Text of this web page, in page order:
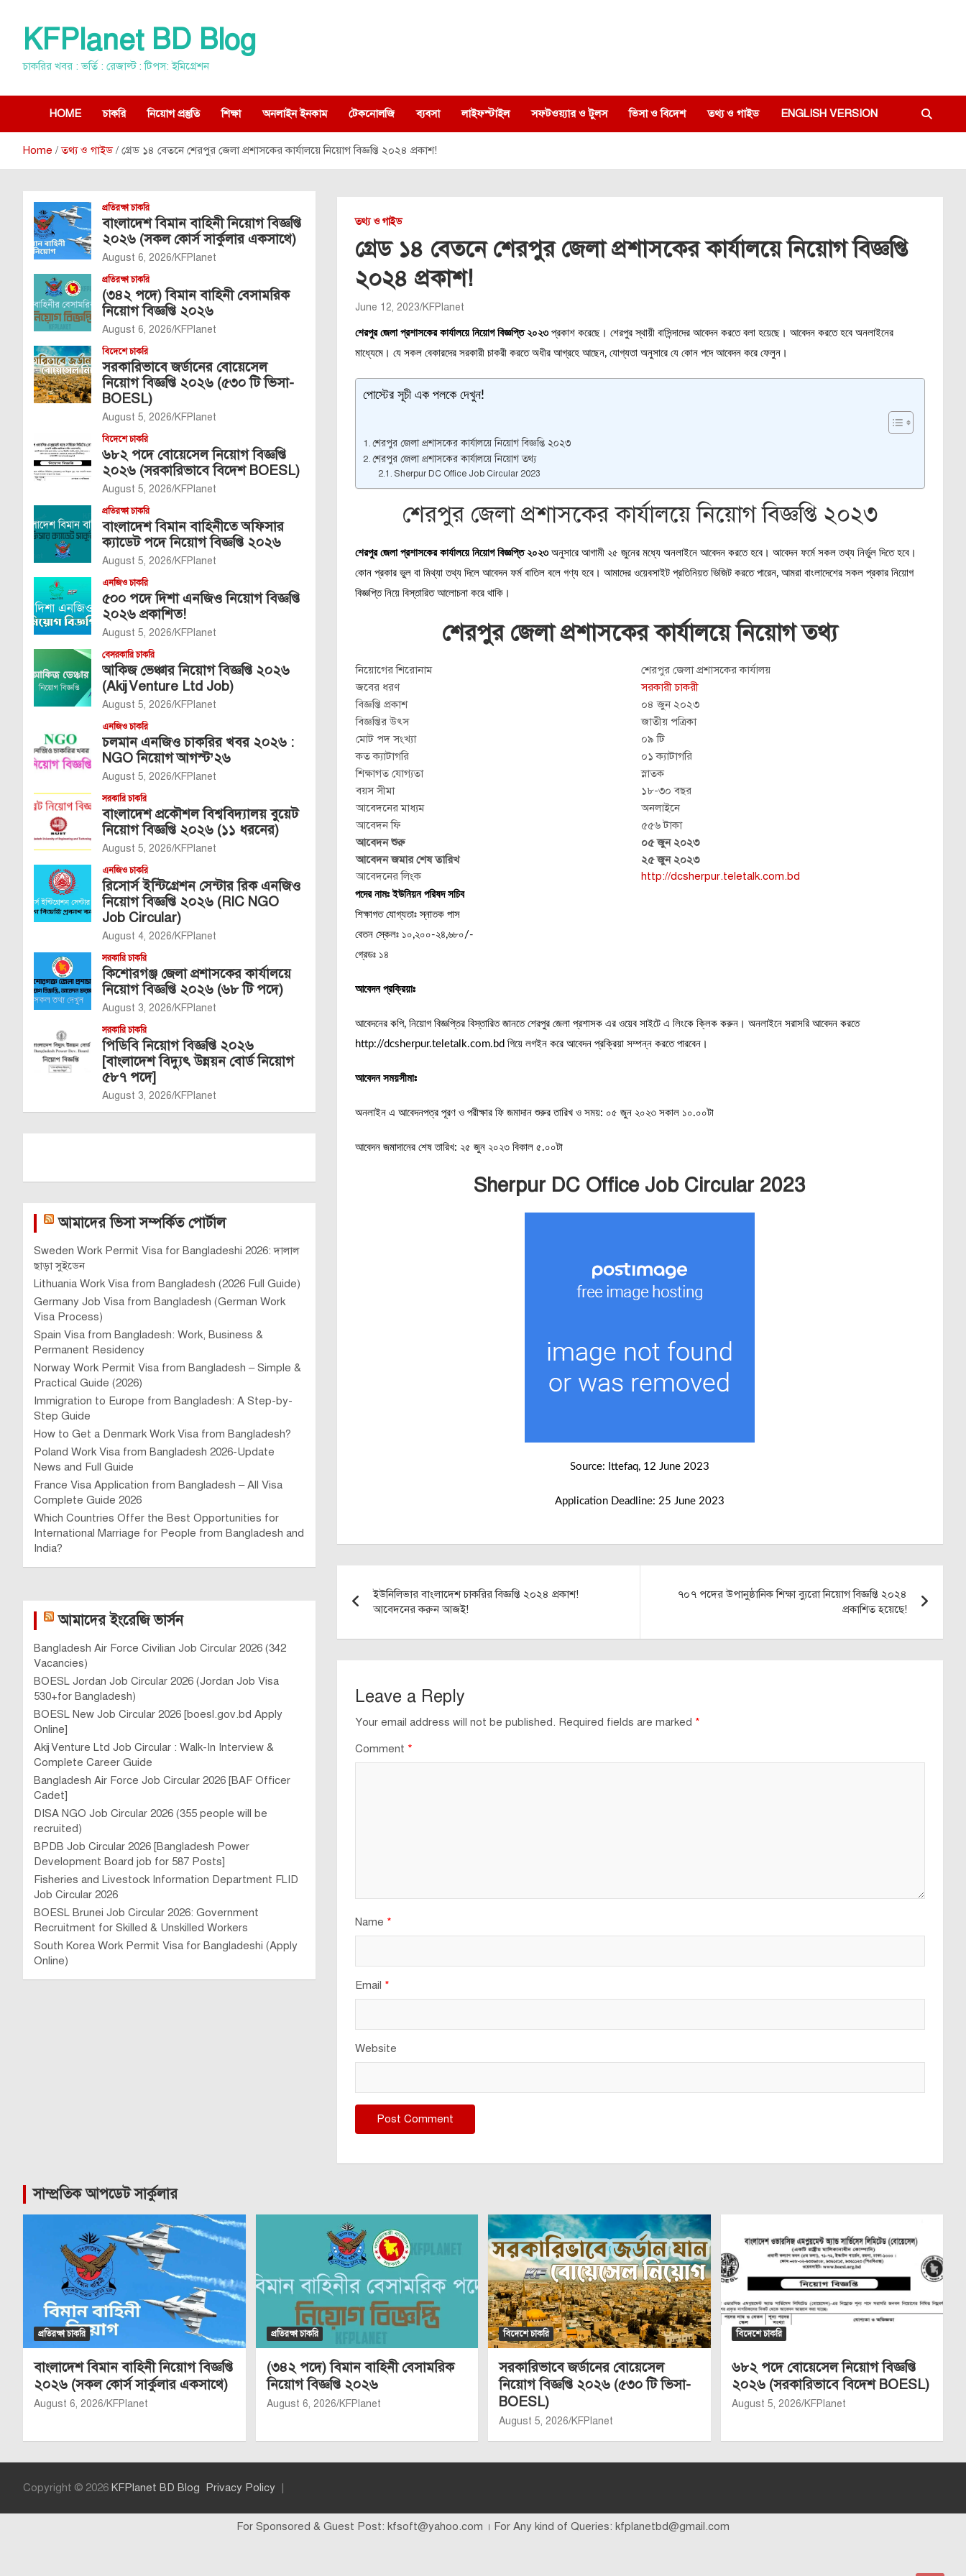
contentKFPlanet BD Blog
চাকরির খবর : ভর্তি : রেজাল্ট : টিপস: ইমিগ্রেশন
HOME চাকরি নিয়োগ প্রস্তুতি শিক্ষা অনলাইন ইনকাম টেকনোলজি ব্যবসা লাইফস্টাইল সফটওয়্যার ও টুলস ভিসা ও বিদেশ তথ্য ও গাইড ENGLISH VERSION
Home তথ্য ও গাইড গ্রেড ১৪ বেতনে শেরপুর জেলা প্রশাসকের কার্যালয়ে নিয়োগ বিজ্ঞপ্তি ২০২৪ প্রকাশ!
তথ্য ও গাইড
গ্রেড ১৪ বেতনে শেরপুর জেলা প্রশাসকের কার্যালয়ে নিয়োগ বিজ্ঞপ্তি
২০২৪ প্রকাশ!
June 12, 2023 KFPlanet
শেরপুর জেলা প্রশাসকের কার্যালয়ে নিয়োগ বিজ্ঞপ্তি ২০২৩প্রকাশ করেছে। শেরপুর স্থায়ী বাসিন্দাদের আবেদন করতে বলা হয়েছে। আবেদন করতে হবে অনলাইনের
মাধ্যেমে। যে সকল বেকারদের সরকারী চাকরী করতে অধীর আগ্রহে আছেন, যোগ্যতা অনুসারে যে কোন পদে আবেদন করে ফেলুন।
পোস্টের সূচী এক পলকে দেখুন!
শেরপুর জেলা প্রশাসকের কার্যালয়ে নিয়োগ বিজ্ঞপ্তি ২০২৩
শেরপুর জেলা প্রশাসকের কার্যালয়ে নিয়োগ তথ্য
Sherpur DC Office Job Circular 2023
শেরপুর জেলা প্রশাসকের কার্যালয়ে নিয়োগ বিজ্ঞপ্তি ২০২৩
শেরপুর জেলা প্রশাসকের কার্যালয়ে নিয়োগ বিজ্ঞপ্তি ২০২৩অনুসারে আগামী ২৫ জুনের মধ্যে অনলাইনে আবেদন করতে হবে। আবেদন ফর্মে সকল তথ্য নির্ভুল দিতে হবে।
কোন প্রকার ভুল বা মিথ্যা তথ্য দিলে আবেদন ফর্ম বাতিল বলে গণ্য হবে। আমাদের ওয়েবসাইট প্রতিনিয়ত ভিজিট করতে পারেন, আমরা বাংলাদেশের সকল প্রকার নিয়োগ
বিজ্ঞপ্তি নিয়ে বিস্তারিত আলোচনা করে থাকি।
শেরপুর জেলা প্রশাসকের কার্যালয়ে নিয়োগ তথ্য
নিয়োগের শিরোনাম
শেরপুর জেলা প্রশাসকের কার্যালয়
জবের ধরণ
সরকারী চাকরী
বিজ্ঞপ্তি প্রকাশ
০৪ জুন ২০২৩
বিজ্ঞপ্তির উৎস
জাতীয় পত্রিকা
মোট পদ সংখ্যা
০৯ টি
কত ক্যাটাগরি
০১ ক্যাটাগরি
শিক্ষাগত যোগ্যতা
স্নাতক
বয়স সীমা
১৮-৩০ বছর
আবেদনের মাধ্যম
অনলাইনে
আবেদন ফি
৫৫৬ টাকা
আবেদন শুরু
০৫ জুন ২০২৩
আবেদন জমার শেষ তারিখ
২৫ জুন ২০২৩
আবেদনের লিংক
http://dcsherpur.teletalk.com.bd
পদের নামঃ ইউনিয়ন পরিষদ সচিব
শিক্ষাগত যোগ্যতাঃ স্নাতক পাস
বেতন স্কেলঃ ১০,২০০-২৪,৬৮০/-
গ্রেডঃ ১৪
আবেদন প্রক্রিয়াঃ
আবেদনের কপি, নিয়োগ বিজ্ঞপ্তির বিস্তারিত জানতে শেরপুর জেলা প্রশাসক এর ওয়েব সাইটে এ লিংকে ক্লিক করুন। অনলাইনে সরাসরি আবেদন করতে
http://dcsherpur.teletalk.com.bd গিয়ে লগইন করে আবেদন প্রক্রিয়া সম্পন্ন করতে পারবেন।
আবেদন সময়সীমাঃ
অনলাইন এ আবেদনপত্র পূরণ ও পরীক্ষার ফি জমাদান শুরুর তারিখ ও সময়: ০৫ জুন ২০২৩ সকাল ১০.০০টা
আবেদন জমাদানের শেষ তারিখ: ২৫ জুন ২০২৩ বিকাল ৫.০০টা
Sherpur DC Office Job Circular 2023
Source: Ittefaq, 12 June 2023
Application Deadline: 25 June 2023
navigation
ইউনিলিভার বাংলাদেশ চাকরির বিজ্ঞপ্তি ২০২৪ প্রকাশ!
আবেদনের করুন আজই!
৭০৭ পদের উপানুষ্ঠানিক শিক্ষা ব্যুরো নিয়োগ বিজ্ঞপ্তি ২০২৪
প্রকাশিত হয়েছে!
Leave a Reply
Your email address will not be published. Required fields are marked *
Comment *
Name *
Email *
Website
প্রতিরক্ষা চাকরি
বাংলাদেশ বিমান বাহিনী নিয়োগ বিজ্ঞপ্তি
২০২৬ (সকল কোর্স সার্কুলার একসাথে)
August 6, 2026 KFPlanet
প্রতিরক্ষা চাকরি
(৩৪২ পদে) বিমান বাহিনী বেসামরিক
নিয়োগ বিজ্ঞপ্তি ২০২৬
August 6, 2026 KFPlanet
বিদেশে চাকরি
সরকারিভাবে জর্ডানের বোয়েসেল
নিয়োগ বিজ্ঞপ্তি ২০২৬ (৫৩০ টি ভিসা-
BOESL)
August 5, 2026 KFPlanet
বিদেশে চাকরি
৬৮২ পদে বোয়েসেল নিয়োগ বিজ্ঞপ্তি
২০২৬ (সরকারিভাবে বিদেশ BOESL)
August 5, 2026 KFPlanet
প্রতিরক্ষা চাকরি
বাংলাদেশ বিমান বাহিনীতে অফিসার
ক্যাডেট পদে নিয়োগ বিজ্ঞপ্তি ২০২৬
August 5, 2026 KFPlanet
এনজিও চাকরি
৫০০ পদে দিশা এনজিও নিয়োগ বিজ্ঞপ্তি
২০২৬ প্রকাশিত!
August 5, 2026 KFPlanet
বেসরকারি চাকরি
আকিজ ভেঞ্চার নিয়োগ বিজ্ঞপ্তি ২০২৬
(Akij Venture Ltd Job)
August 5, 2026 KFPlanet
এনজিও চাকরি
চলমান এনজিও চাকরির খবর ২০২৬ :
NGO নিয়োগ আগস্ট’২৬
August 5, 2026 KFPlanet
সরকারি চাকরি
বাংলাদেশ প্রকৌশল বিশ্ববিদ্যালয় বুয়েট
নিয়োগ বিজ্ঞপ্তি ২০২৬ (১১ ধরনের)
August 5, 2026 KFPlanet
এনজিও চাকরি
রিসোর্স ইন্টিগ্রেশন সেন্টার রিক এনজিও
নিয়োগ বিজ্ঞপ্তি ২০২৬ (RIC NGO
Job Circular)
August 4, 2026 KFPlanet
সরকারি চাকরি
কিশোরগঞ্জ জেলা প্রশাসকের কার্যালয়ে
নিয়োগ বিজ্ঞপ্তি ২০২৬ (৬৮ টি পদে)
August 3, 2026 KFPlanet
সরকারি চাকরি
পিডিবি নিয়োগ বিজ্ঞপ্তি ২০২৬
[বাংলাদেশ বিদ্যুৎ উন্নয়ন বোর্ড নিয়োগ
৫৮৭ পদে]
August 3, 2026 KFPlanet
আমাদের ভিসা সম্পর্কিত পোর্টাল
Sweden Work Permit Visa for Bangladeshi 2026: দালাল
ছাড়া সুইডেন
Lithuania Work Visa from Bangladesh (2026 Full Guide)
Germany Job Visa from Bangladesh (German Work
Visa Process)
Spain Visa from Bangladesh: Work, Business &
Permanent Residency
Norway Work Permit Visa from Bangladesh – Simple &
Practical Guide (2026)
Immigration to Europe from Bangladesh: A Step-by-
Step Guide
How to Get a Denmark Work Visa from Bangladesh?
Poland Work Visa from Bangladesh 2026-Update
News and Full Guide
France Visa Application from Bangladesh – All Visa
Complete Guide 2026
Which Countries Offer the Best Opportunities for
International Marriage for People from Bangladesh and
India?
আমাদের ইংরেজি ভার্সন
Bangladesh Air Force Civilian Job Circular 2026 (342
Vacancies)
BOESL Jordan Job Circular 2026 (Jordan Job Visa
530+for Bangladesh)
BOESL New Job Circular 2026 [boesl.gov.bd Apply
Online]
Akij Venture Ltd Job Circular : Walk-In Interview &
Complete Career Guide
Bangladesh Air Force Job Circular 2026 [BAF Officer
Cadet]
DISA NGO Job Circular 2026 (355 people will be
recruited)
BPDB Job Circular 2026 [Bangladesh Power
Development Board job for 587 Posts]
Fisheries and Livestock Information Department FLID
Job Circular 2026
BOESL Brunei Job Circular 2026: Government
Recruitment for Skilled & Unskilled Workers
South Korea Work Permit Visa for Bangladeshi (Apply
Online)
সাম্প্রতিক আপডেট সার্কুলার
প্রতিরক্ষা চাকরি
বাংলাদেশ বিমান বাহিনী নিয়োগ বিজ্ঞপ্তি
২০২৬ (সকল কোর্স সার্কুলার একসাথে)
August 6, 2026 KFPlanet
প্রতিরক্ষা চাকরি
(৩৪২ পদে) বিমান বাহিনী বেসামরিক
নিয়োগ বিজ্ঞপ্তি ২০২৬
August 6, 2026 KFPlanet
বিদেশে চাকরি
সরকারিভাবে জর্ডানের বোয়েসেল
নিয়োগ বিজ্ঞপ্তি ২০২৬ (৫৩০ টি ভিসা-
BOESL)
August 5, 2026 KFPlanet
বিদেশে চাকরি
৬৮২ পদে বোয়েসেল নিয়োগ বিজ্ঞপ্তি
২০২৬ (সরকারিভাবে বিদেশ BOESL)
August 5, 2026 KFPlanet
Copyright © 2026 KFPlanet BD Blog Privacy Policy
For Sponsored & Guest Post: kfsoft@yahoo.com । For Any kind of Queries: kfplanetbd@gmail.com